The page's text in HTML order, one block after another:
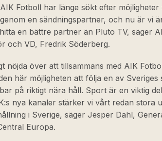
Fotboll har länge sökt efter
en sändningspartner, och nu är vi
en bättre partner än Pluto TV, säger
och VD, Fredrik Söderberg.
nöjda över att tillsammans med AIK
här möjligheten att följa en av Sveriges
på riktigt nära håll. Sport är en viktig
nya kanaler stärker vi vårt redan stora
i Sverige, säger Jesper Dahl,
Europa.